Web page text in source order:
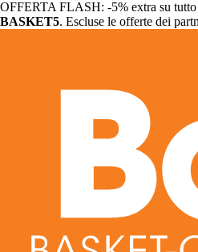
OFFERTA FLASH: -5% extra su
BASKET5. Escluse le offerte dei